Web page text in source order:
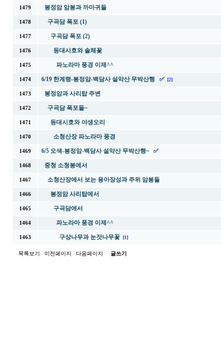
1479 봉정암 암봉과 까마귀들
1478 구곡담 폭포 (1)
1477 구곡담 폭포 (2)
1476 등대시호와 솔체꽃
1475 파노라마 풍경 이제^^
1474 6/19 한계령-봉정암-백담사 설악산 무박산행 ✅ [2]
1473 봉정암과 사리탑 주변
1472 구곡담 폭포들~
1471 등대시호와 야생오리
1470 소청산장 파노라마 풍경
1469 6/5 오색-봉정암-백담사 설악산 무박산행~ ✅
1468 중청 소청봉에서
1467 소청산장에서 보는 용아장성과 주위 암봉들
1466 봉정암 사리탑에서
1465 구곡담에서
1464 파노라마 풍경 이제^^
1463 구상나무과 눈잣나무꽃 [1]
목록보기 이전페이지 다음페이지 글쓰기